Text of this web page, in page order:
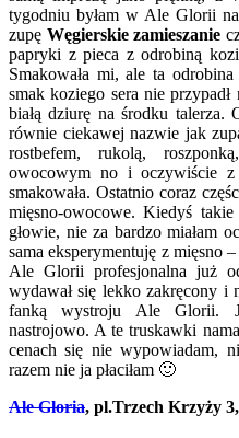
tygodniu byłam w Ale Glorii
zupę Węgierskie zamieszanie
papryki z pieca z odrobiną
Smakowała mi, ale ta
smak koziego sera nie
białą dziurę na środku talerza.
równie ciekawej nazwie jak
rostbefem, rukolą,
owocowym no i oczywiście z
smakowała. Ostatnio coraz
mięsno-owocowe. Kiedyś
głowie, nie za bardzo miałam
sama eksperymentuję z mięsno
Ale Glorii profesjonalna już
wydawał się lekko zakręcony i
fanką wystroju Ale Glorii.
nastrojowo. A te truskawki
cenach się nie wypowiadam,
razem nie ja płaciłam 🙂
Ale Gloria, pl.Trzech Krzyży